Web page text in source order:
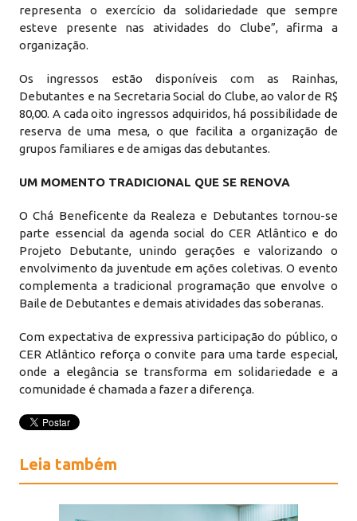
representa o exercício da solidariedade que sempre
esteve presente nas atividades do Clube”, afirma a
organização.
Os ingressos estão disponíveis com as Rainhas,
Debutantes e na Secretaria Social do Clube, ao valor de R$
80,00. A cada oito ingressos adquiridos, há possibilidade de
reserva de uma mesa, o que facilita a organização de
grupos familiares e de amigas das debutantes.
UM MOMENTO TRADICIONAL QUE SE RENOVA
O Chá Beneficente da Realeza e Debutantes tornou-se
parte essencial da agenda social do CER Atlântico e do
Projeto Debutante, unindo gerações e valorizando o
envolvimento da juventude em ações coletivas. O evento
complementa a tradicional programação que envolve o
Baile de Debutantes e demais atividades das soberanas.
Com expectativa de expressiva participação do público, o
CER Atlântico reforça o convite para uma tarde especial,
onde a elegância se transforma em solidariedade e a
comunidade é chamada a fazer a diferença.
Leia também